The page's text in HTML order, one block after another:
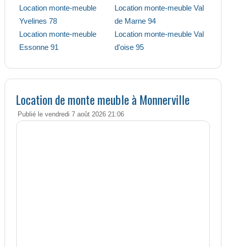
Location monte-meuble
Yvelines 78
Location monte-meuble
Essonne 91
Location monte-meuble Val
de Marne 94
Location monte-meuble Val
d'oise 95
Location de monte meuble à Monnerville
Publié le vendredi 7 août 2026 21:06